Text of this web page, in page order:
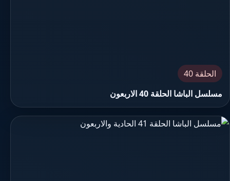
الحلقة 40
مسلسل الباشا الحلقة 40 الاربعون